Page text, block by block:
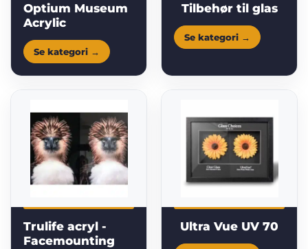
Optium Museum
Acrylic
Tilbehør til glas
Trulife acryl -
Facemounting
Ultra Vue UV 70